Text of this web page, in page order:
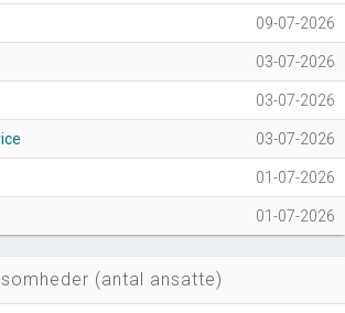
09-07-2026
03-07-2026
03-07-2026
03-07-2026
01-07-2026
01-07-2026
(antal ansatte)